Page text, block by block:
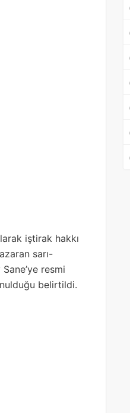
iştirak hakkı
sarı-
resmi
belirtildi.